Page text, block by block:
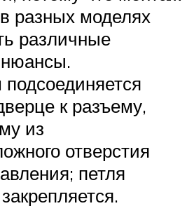
разных моделях
различные
нюансы.
к разъему,
из
отверстия
петля